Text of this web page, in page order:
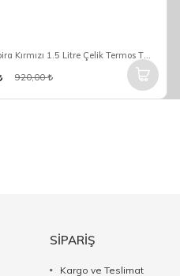
Taşev Aspira Kırmızı 1.5 Litre Çelik Termos T3465
920,00
SİPARİŞ
Kargo ve Teslimat